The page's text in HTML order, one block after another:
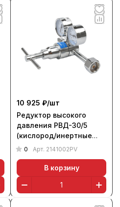
10 925 ₽/шт
Редуктор высокого
давления РВД-30/5
(кислород/инертные
газы, поверенный),
0 Арт. 2141002PV
В корзину